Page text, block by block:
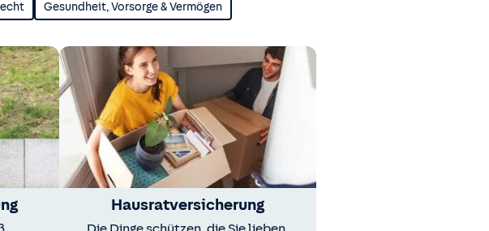
Gesundheit, Vorsorge & Vermögen
Hausratversicherung